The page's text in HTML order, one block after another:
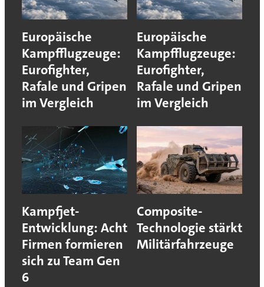
Europäische
Kampfflugzeuge:
Eurofighter,
Rafale und Gripen
im Vergleich
Europäische
Kampfflugzeuge:
Eurofighter,
Rafale und Gripen
im Vergleich
Kampfjet-
Entwicklung: Acht
Firmen formieren
sich zu Team Gen
6
Composite-
Technologie stärkt
Militärfahrzeuge